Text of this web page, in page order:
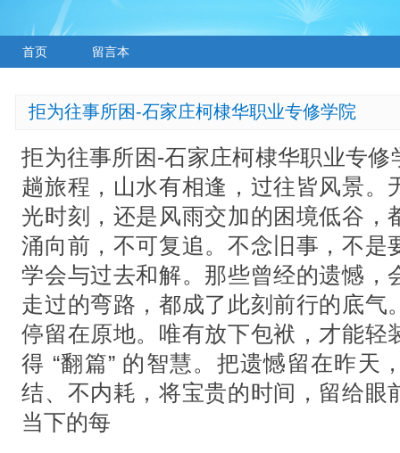
首页 留言本
拒为往事所困-石家庄柯棣华职业专修学院
拒为往事所困-石家庄柯棣华职业专
趟旅程，山水有相逢，过往皆风景。
光时刻，还是风雨交加的困境低谷，
涌向前，不可复追。不念旧事，不是
学会与过去和解。那些曾经的遗憾，
走过的弯路，都成了此刻前行的底气
停留在原地。唯有放下包袱，才能轻
得 “翻篇” 的智慧。把遗憾留在昨天
结、不内耗，将宝贵的时间，留给眼
当下的每